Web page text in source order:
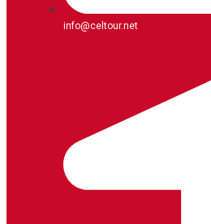
info@celtour.net